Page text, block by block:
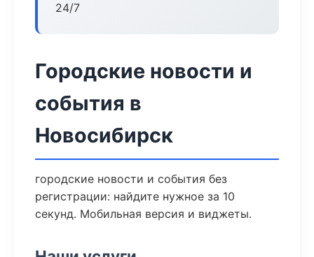
24/7
Городские новости и
события в
Новосибирск
городские новости и события без
регистрации: найдите нужное за 10
секунд. Мобильная версия и виджеты.